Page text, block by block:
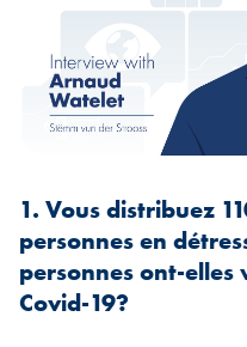
1. Vous distribuez
personnes en
personnes ont-elles
Covid-19?